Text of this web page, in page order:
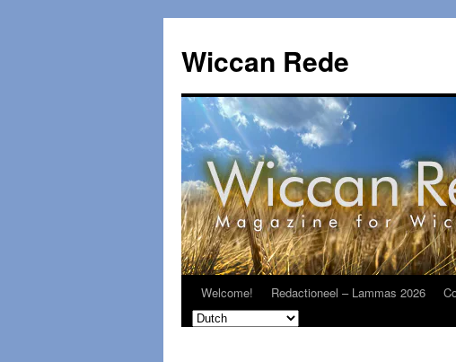
de
inhoud
Wiccan Rede
Welcome! Redactioneel – Lammas 2026